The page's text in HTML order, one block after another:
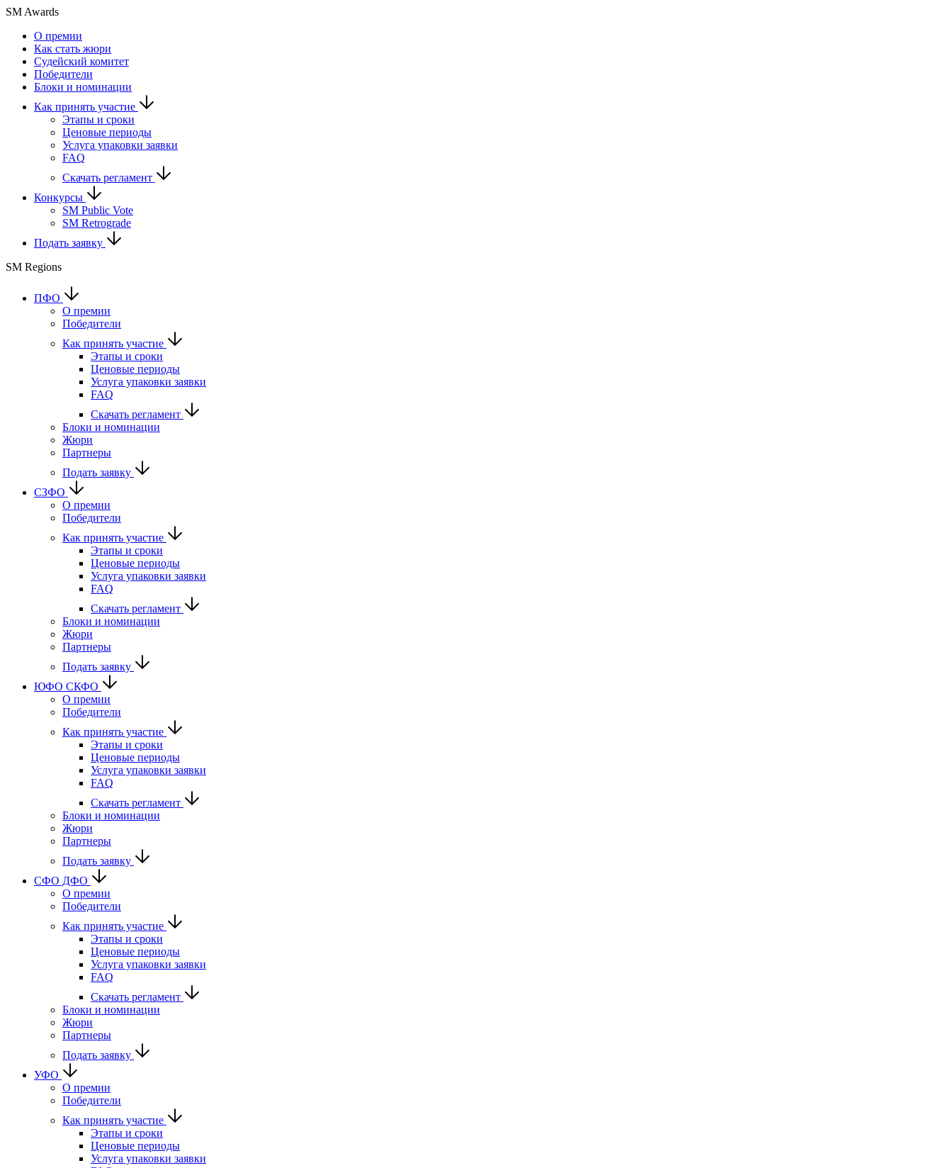
SM Awards
О премии
Как стать жюри
Судейский комитет
Победители
Блоки и номинации
Как принять участие
Этапы и сроки
Ценовые периоды
Услуга упаковки заявки
FAQ
Скачать регламент
Конкурсы
SM Public Vote
SM Retrograde
Подать заявку
SM Regions
ПФО
О премии
Победители
Как принять участие
Этапы и сроки
Ценовые периоды
Услуга упаковки заявки
FAQ
Скачать регламент
Блоки и номинации
Жюри
Партнеры
Подать заявку
СЗФО
О премии
Победители
Как принять участие
Этапы и сроки
Ценовые периоды
Услуга упаковки заявки
FAQ
Скачать регламент
Блоки и номинации
Жюри
Партнеры
Подать заявку
ЮФО СКФО
О премии
Победители
Как принять участие
Этапы и сроки
Ценовые периоды
Услуга упаковки заявки
FAQ
Скачать регламент
Блоки и номинации
Жюри
Партнеры
Подать заявку
CФО ДФО
О премии
Победители
Как принять участие
Этапы и сроки
Ценовые периоды
Услуга упаковки заявки
FAQ
Скачать регламент
Блоки и номинации
Жюри
Партнеры
Подать заявку
УФО
О премии
Победители
Как принять участие
Этапы и сроки
Ценовые периоды
Услуга упаковки заявки